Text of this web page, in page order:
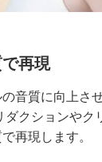
再現
音質に向上さ
クションや
再現します。